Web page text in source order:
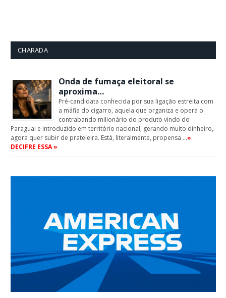
CHARADA
Onda de fumaça eleitoral se
aproxima…
Pré-candidata conhecida por sua ligação estreita com
a máfia do cigarro, aquela que organiza e opera o
contrabando milionário do produto vindo do
Paraguai e introduzido em território nacional, gerando muito dinheiro,
agora quer subir de prateleira. Está, literalmente, propensa …»
DECIFRE ESSA »